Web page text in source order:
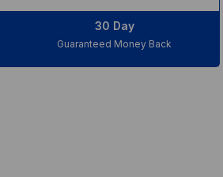
30 Day
Guaranteed Money Back